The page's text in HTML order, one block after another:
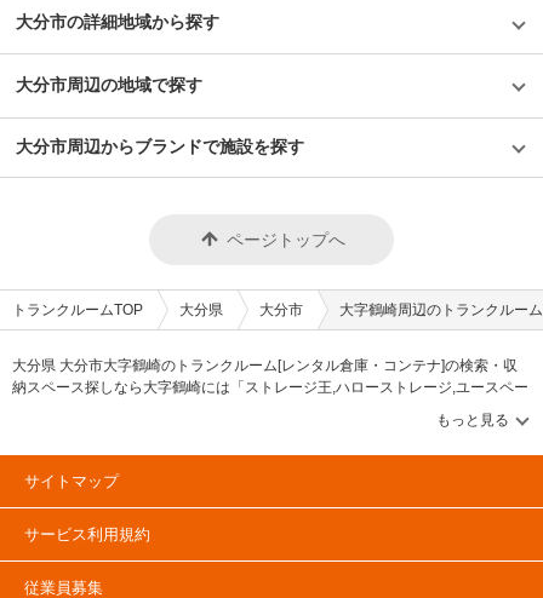
大分市の詳細地域から探す
大分市周辺の地域で探す
大分市周辺からブランドで施設を探す
ページトップへ
トランクルームTOP 大分県 大分市 大字鶴崎周辺のトランクルー
大分県 大分市大字鶴崎のトランクルーム[レンタル倉庫・コンテナ]の検索・収
納スペース探しなら大字鶴崎には「ストレージ王,ハローストレージ,ユースペー
ス」等のブランドが掲載されています。借りたい地域から探して、広さ・料金
[賃料]・セキュリティ・空調完備・24時間出し入れ可能などの希望条件で絞込
み！豊富な物件数から様々な方法でご希望の収納スペースを簡単に探せるトラ
ンクルーム情報サイトです。大字鶴崎で気になるトランクルームを見つけた
サイトマップ
サービス利用規約
従業員募集